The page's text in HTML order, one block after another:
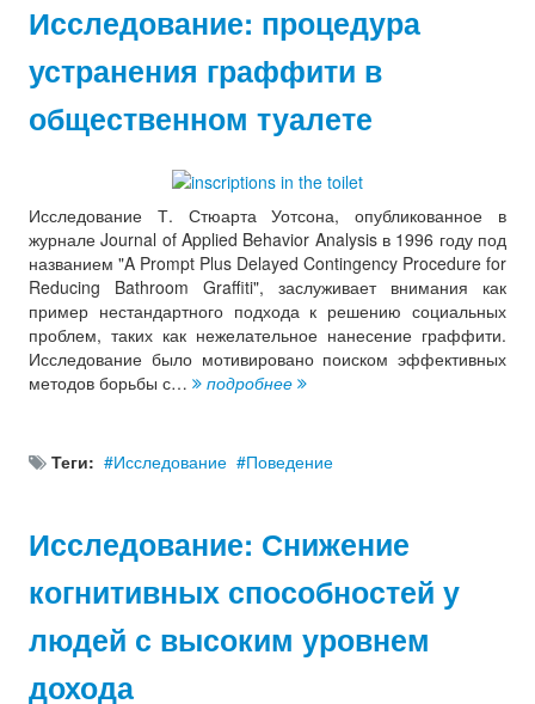
Исследование: процедура
устранения граффити в
общественном туалете
Исследование Т. Стюарта Уотсона, опубликованное в
журнале Journal of Applied Behavior Analysis в 1996 году под
названием "A Prompt Plus Delayed Contingency Procedure for
Reducing Bathroom Graffiti", заслуживает внимания как
пример нестандартного подхода к решению социальных
проблем, таких как нежелательное нанесение граффити.
Исследование было мотивировано поиском эффективных
методов борьбы с…
подробнее
Теги: Исследование Поведение
Исследование: Снижение
когнитивных способностей у
людей с высоким уровнем
дохода